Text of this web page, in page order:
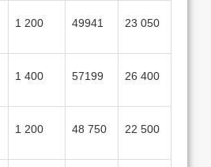
1 200 49941 23 050
1 400 57199 26 400
1 200 48 750 22 500